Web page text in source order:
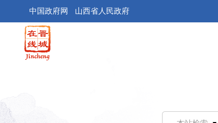
中国政府网 山西省人民政府